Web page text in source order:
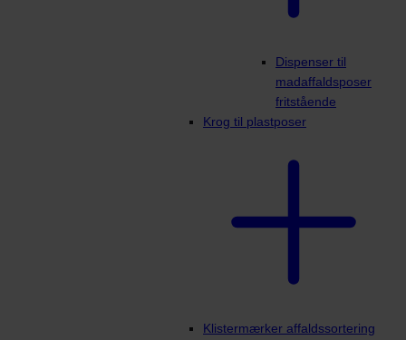
Dispenser til
madaffaldsposer
fritstående
Krog til plastposer
Klistermærker affaldssortering